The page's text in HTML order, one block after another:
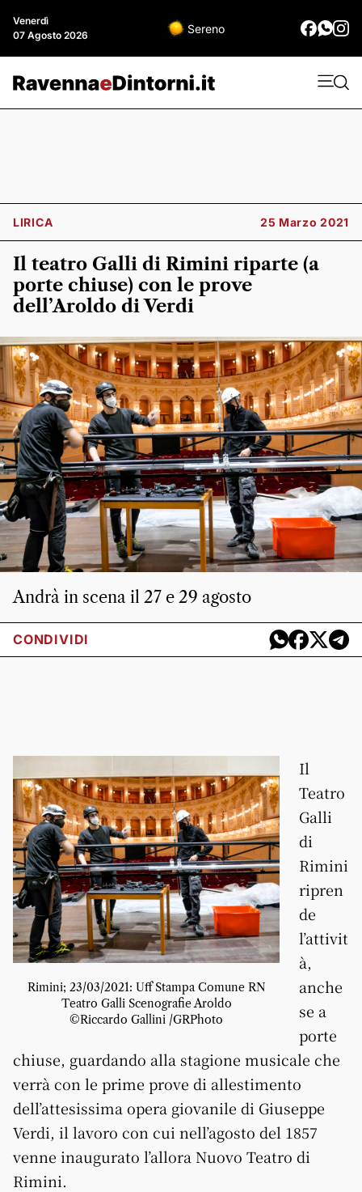
Venerdì
07 Agosto 2026
Sereno
LIRICA 25 Marzo 2021
Il teatro Galli di Rimini riparte (a
porte chiuse) con le prove
dell’Aroldo di Verdi
Andrà in scena il 27 e 29 agosto
CONDIVIDI
Rimini; 23/03/2021: Uff Stampa Comune RN
Teatro Galli Scenografie Aroldo
©Riccardo Gallini /GRPhoto
Il
Teatro
Galli
di
Rimini
ripren
de
l’attivit
à,
anche
se a
porte
chiuse, guardando alla stagione musicale che
verrà con le prime prove di allestimento
dell’attesissima opera giovanile di Giuseppe
Verdi, il lavoro con cui nell’agosto del 1857
venne inaugurato l’allora Nuovo Teatro di
Rimini.